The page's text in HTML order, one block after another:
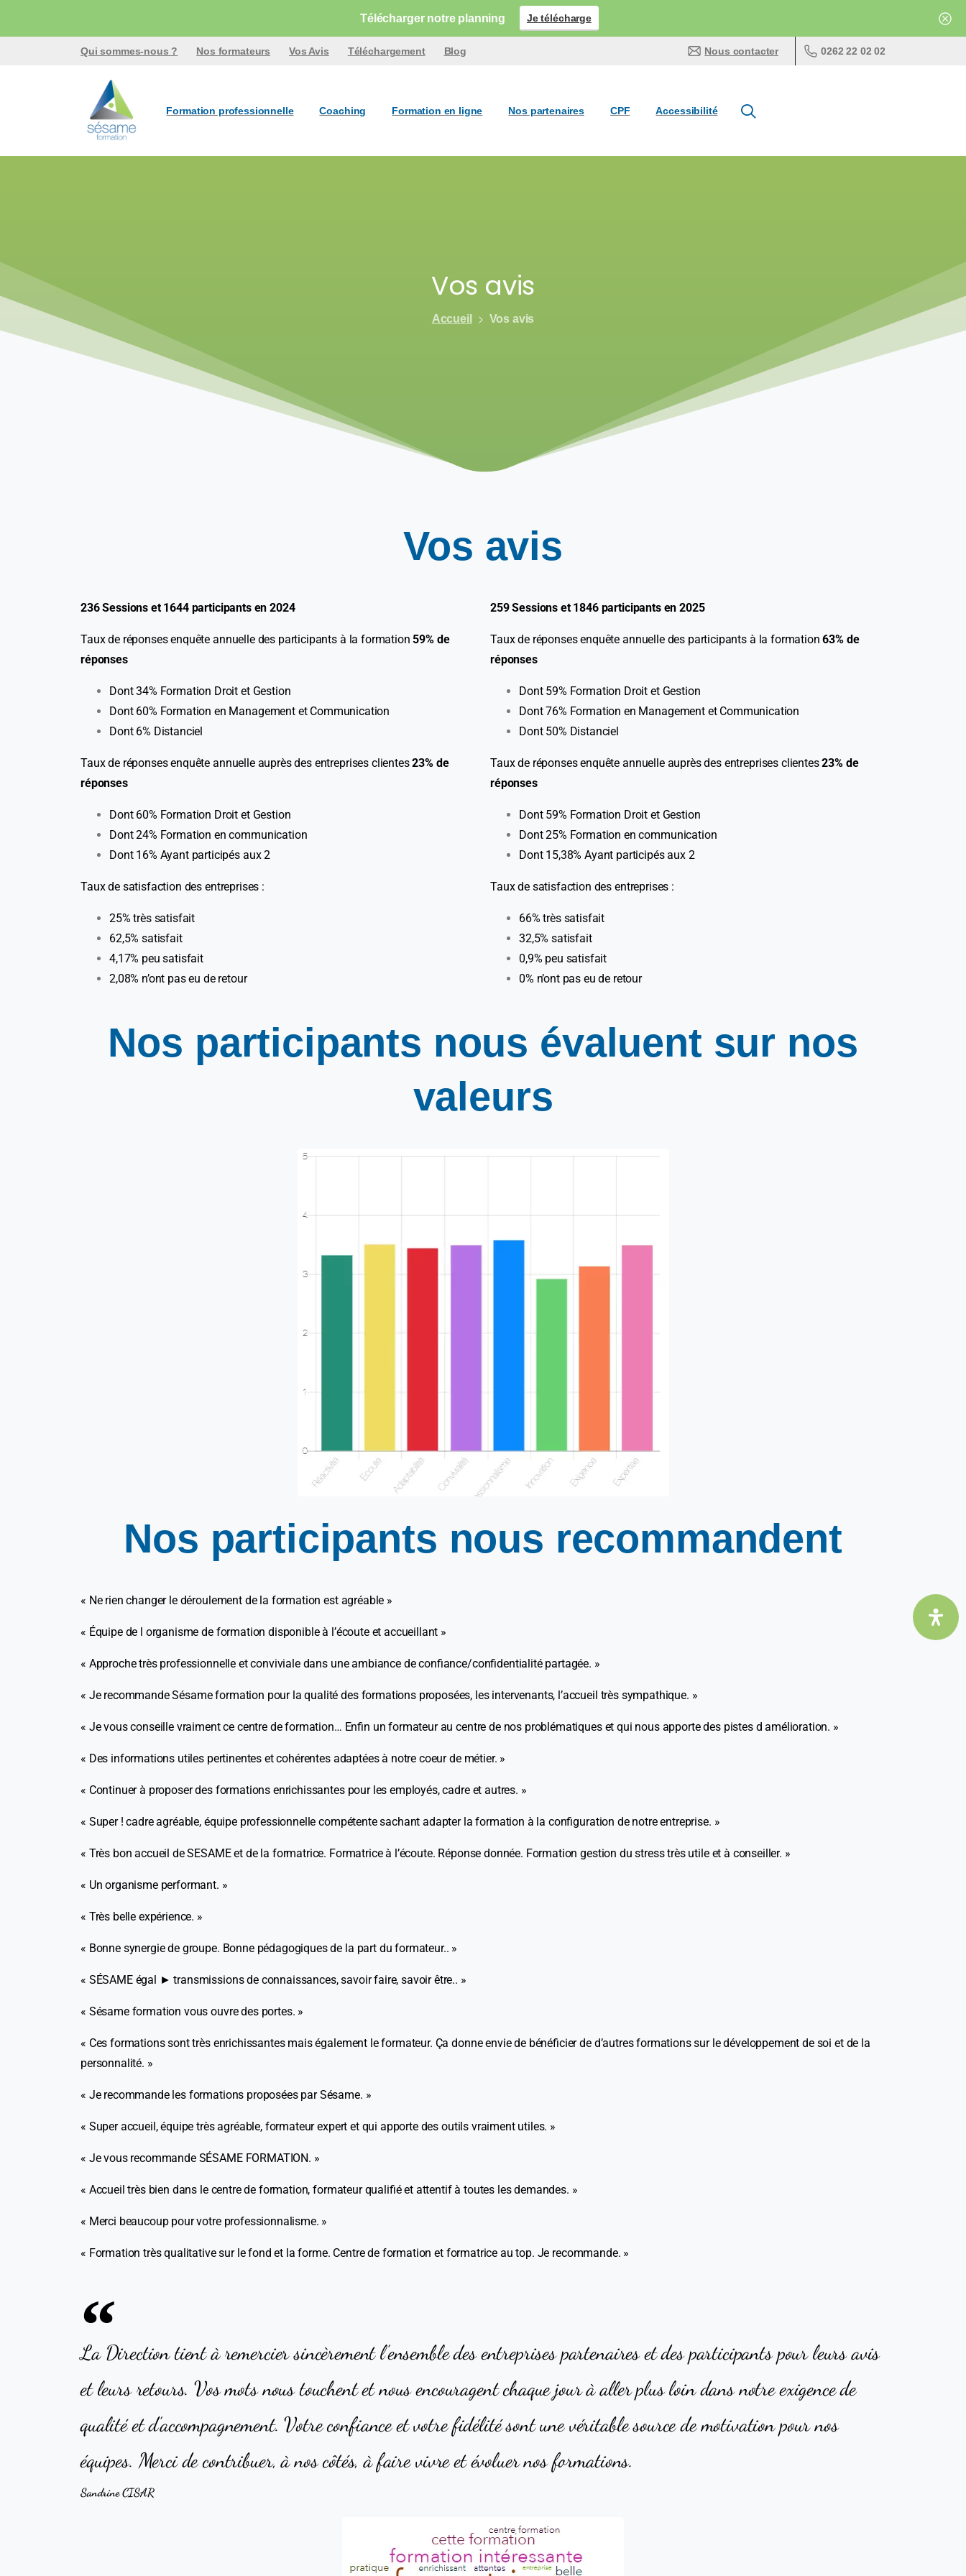
Télécharger notre planning Je télécharge
Qui sommes-nous ? Nos formateurs Vos Avis Téléchargement Blog Nous contacter 0262 22 02 02
Formation professionnelle Coaching Formation en ligne Nos partenaires CPF Accessibilité
Vos avis
Accueil Vos avis
Vos avis
236 Sessions et 1644 participants en 2024
Taux de réponses enquête annuelle des participants à la formation59% de
réponses
Dont 34% Formation Droit et Gestion
Dont 60% Formation en Management et Communication
Dont 6% Distanciel
Taux de réponses enquête annuelle auprès des entreprises clientes23% de
réponses
Dont 60% Formation Droit et Gestion
Dont 24% Formation en communication
Dont 16% Ayant participés aux 2
Taux de satisfaction des entreprises :
25% très satisfait
62,5% satisfait
4,17% peu satisfait
2,08% n’ont pas eu de retour
259 Sessions et 1846 participants en 2025
Taux de réponses enquête annuelle des participants à la formation63% de
réponses
Dont 59% Formation Droit et Gestion
Dont 76% Formation en Management et Communication
Dont 50% Distanciel
Taux de réponses enquête annuelle auprès des entreprises clientes23% de
réponses
Dont 59% Formation Droit et Gestion
Dont 25% Formation en communication
Dont 15,38% Ayant participés aux 2
Taux de satisfaction des entreprises :
66% très satisfait
32,5% satisfait
0,9% peu satisfait
0% n’ont pas eu de retour
Nos participants nous évaluent sur nos
valeurs
Nos participants nous recommandent
« Ne rien changer le déroulement de la formation est agréable »
« Équipe de l organisme de formation disponible à l’écoute et accueillant »
« Approche très professionnelle et conviviale dans une ambiance de confiance/confidentialité partagée. »
« Je recommande Sésame formation pour la qualité des formations proposées, les intervenants, l’accueil très sympathique. »
« Je vous conseille vraiment ce centre de formation… Enfin un formateur au centre de nos problématiques et qui nous apporte des pistes d amélioration. »
« Des informations utiles pertinentes et cohérentes adaptées à notre coeur de métier. »
« Continuer à proposer des formations enrichissantes pour les employés, cadre et autres. »
« Super ! cadre agréable, équipe professionnelle compétente sachant adapter la formation à la configuration de notre entreprise. »
« Très bon accueil de SESAME et de la formatrice. Formatrice à l’écoute. Réponse donnée. Formation gestion du stress très utile et à conseiller. »
« Un organisme performant. »
« Très belle expérience. »
« Bonne synergie de groupe. Bonne pédagogiques de la part du formateur.. »
« SÉSAME égal ► transmissions de connaissances, savoir faire, savoir être.. »
« Sésame formation vous ouvre des portes. »
« Ces formations sont très enrichissantes mais également le formateur. Ça donne envie de bénéficier de d’autres formations sur le développement de soi et de la
personnalité. »
« Je recommande les formations proposées par Sésame. »
« Super accueil, équipe très agréable, formateur expert et qui apporte des outils vraiment utiles. »
« Je vous recommande SÉSAME FORMATION. »
« Accueil très bien dans le centre de formation, formateur qualifié et attentif à toutes les demandes. »
« Merci beaucoup pour votre professionnalisme. »
« Formation très qualitative sur le fond et la forme. Centre de formation et formatrice au top. Je recommande. »
La Direction tient à remercier sincèrement l’ensemble des entreprises partenaires et des participants pour leurs avis
et leurs retours. Vos mots nous touchent et nous encouragent chaque jour à aller plus loin dans notre exigence de
qualité et d’accompagnement. Votre confiance et votre fidélité sont une véritable source de motivation pour nos
équipes. Merci de contribuer, à nos côtés, à faire vivre et évoluer nos formations.
Sandrine CISAR